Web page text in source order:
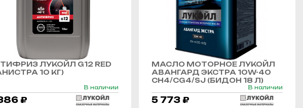
ЛУКОЙЛ G12 RED
10 КГ)
В наличии
₽
МАСЛО МОТОРНОЕ ЛУКОЙЛ
АВАНГАРД ЭКСТРА 10W-40
CH4/CG4/SJ (БИДОН 18 Л)
В наличии
5 773 ₽